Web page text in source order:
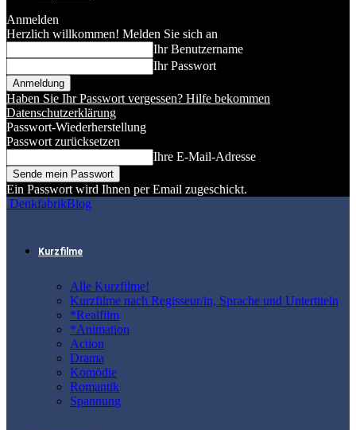
Anmelden
Herzlich willkommen! Melden Sie sich an
Ihr Benutzername
Ihr Passwort
Haben Sie Ihr Passwort vergessen? Hilfe bekommen
Datenschutzerklärung
Passwort-Wiederherstellung
Passwort zurücksetzen
Ihre E-Mail-Adresse
Ein Passwort wird Ihnen per Email zugeschickt.
DenkfabrikBlog
Kurzfilme
Alle Kurzfilme!
Kurzfilme nach Regisseur/in, Sprache und Untertiteln
*Realfilm
*Animation
Action
Drama
Komödie
Romantik
Spannung